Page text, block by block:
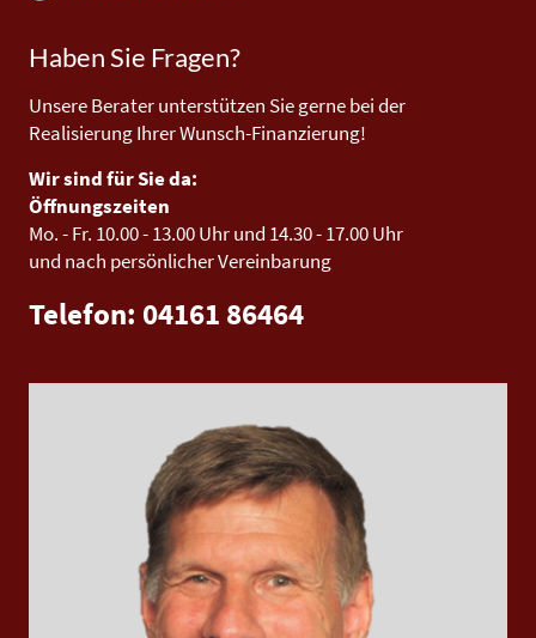
Haben Sie Fragen?
Unsere Berater unterstützen Sie gerne bei der
Realisierung Ihrer Wunsch-Finanzierung!
Wir sind für Sie da:
Öffnungszeiten
Mo. - Fr. 10.00 - 13.00 Uhrund 14.30 - 17.00 Uhr
und nach persönlicher Vereinbarung
Telefon: 04161 86464